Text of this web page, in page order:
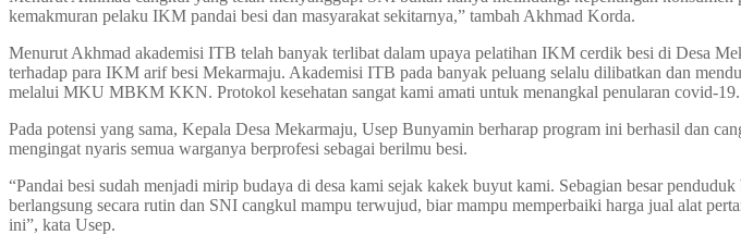
kemakmuran pelaku IKM pandai besi dan masyarakat sekitarnya,” tambah Akhmad Korda.
Menurut Akhmad akademisi ITB telah banyak terlibat dalam upaya pelatihan IKM cerdik besi di Desa
terhadap para IKM arif besi Mekarmaju. Akademisi ITB pada banyak peluang selalu dilibatkan dan
melalui MKU MBKM KKN. Protokol kesehatan sangat kami amati untuk menangkal penularan covid-
Pada potensi yang sama, Kepala Desa Mekarmaju, Usep Bunyamin berharap program ini berhasil dan
mengingat nyaris semua warganya berprofesi sebagai berilmu besi.
“Pandai besi sudah menjadi mirip budaya di desa kami sejak kakek buyut kami. Sebagian besar
berlangsung secara rutin dan SNI cangkul mampu terwujud, biar mampu memperbaiki harga jual alat
ini”, kata Usep.